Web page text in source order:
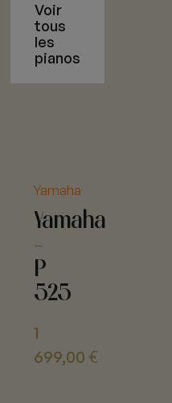
Voir
tous
les
pianos
Yamaha
Yamaha
-
P
525
1
699,00 €